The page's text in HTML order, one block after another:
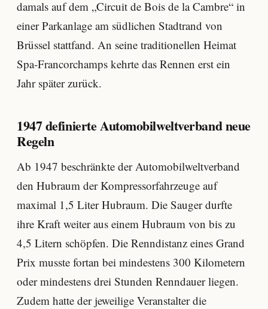
damals auf dem „Circuit de Bois de la Cambre“ in
einer Parkanlage am südlichen Stadtrand von
Brüssel stattfand. An seine traditionellen Heimat
Spa-Francorchamps kehrte das Rennen erst ein
Jahr später zurück.
1947 definierte Automobilweltverband neue
Regeln
Ab 1947 beschränkte der Automobilweltverband
den Hubraum der Kompressorfahrzeuge auf
maximal 1,5 Liter Hubraum. Die Sauger durfte
ihre Kraft weiter aus einem Hubraum von bis zu
4,5 Litern schöpfen. Die Renndistanz eines Grand
Prix musste fortan bei mindestens 300 Kilometern
oder mindestens drei Stunden Renndauer liegen.
Zudem hatte der jeweilige Veranstalter die